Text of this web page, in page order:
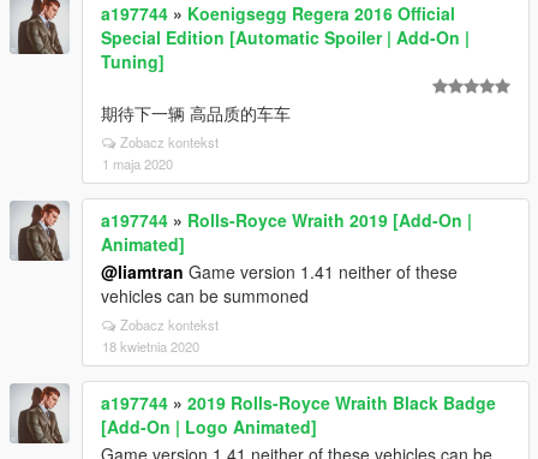
a197744 » Koenigsegg Regera 2016 Official
Special Edition [Automatic Spoiler | Add-On |
Tuning]
期待下一辆 高品质的车车
Zobacz kontekst
1 maja 2020
a197744 » Rolls-Royce Wraith 2019 [Add-On |
Animated]
@liamtran Game version 1.41 neither of these
vehicles can be summoned
Zobacz kontekst
18 kwietnia 2020
a197744 » 2019 Rolls-Royce Wraith Black Badge
[Add-On | Logo Animated]
Game version 1.41 neither of these vehicles can be